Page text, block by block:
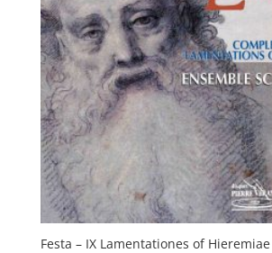
Festa – IX Lamentationes of